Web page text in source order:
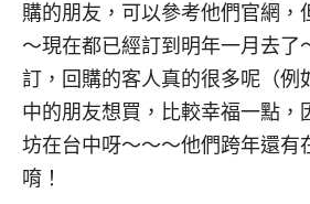
購的朋友，可以參考他們官網，
～現在都已經訂到明年一月去了
訂，回購的客人真的很多呢（例
中的朋友想買，比較幸福一點，
坊在台中呀～～～他們跨年還有
唷！